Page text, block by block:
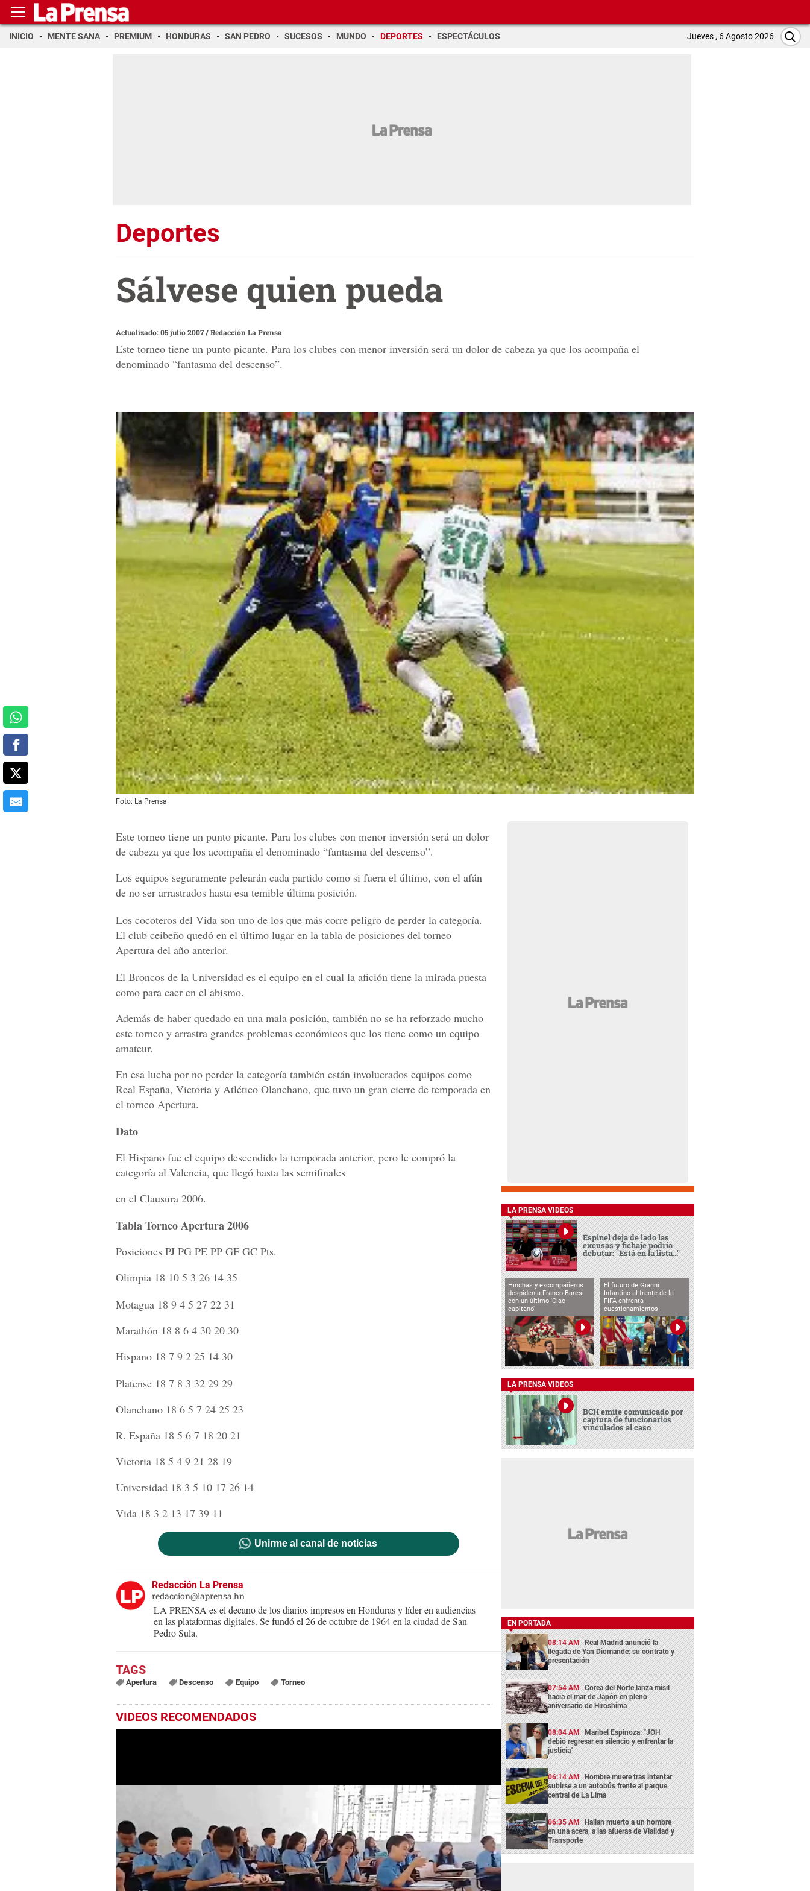
INICIO MENTE SANA PREMIUM HONDURAS SAN PEDRO SUCESOS MUNDO DEPORTES ESPECTÁCULOS Jueves , 6 Agosto 2026
Deportes
Sálvese quien pueda
Actualizado: 05 julio 2007/Redacción La Prensa
Este torneo tiene un punto picante. Para los clubes con menor inversión será un dolor de cabeza ya que los acompaña el
denominado “fantasma del descenso”.
Foto: La Prensa
Este torneo tiene un punto picante. Para los clubes con menor inversión será un dolor
de cabeza ya que los acompaña el denominado “fantasma del descenso”.
Los equipos seguramente pelearán cada partido como si fuera el último, con el afán
de no ser arrastrados hasta esa temible última posición.
Los cocoteros del Vida son uno de los que más corre peligro de perder la categoría.
El club ceibeño quedó en el último lugar en la tabla de posiciones del torneo
Apertura del año anterior.
El Broncos de la Universidad es el equipo en el cual la afición tiene la mirada puesta
como para caer en el abismo.
Además de haber quedado en una mala posición, también no se ha reforzado mucho
este torneo y arrastra grandes problemas económicos que los tiene como un equipo
amateur.
En esa lucha por no perder la categoría también están involucrados equipos como
Real España, Victoria y Atlético Olanchano, que tuvo un gran cierre de temporada en
el torneo Apertura.
Dato
El Hispano fue el equipo descendido la temporada anterior, pero le compró la
categoría al Valencia, que llegó hasta las semifinales
en el Clausura 2006.
Tabla Torneo Apertura 2006
Posiciones PJ PG PE PP GF GC Pts.
Olimpia 18 10 5 3 26 14 35
Motagua 18 9 4 5 27 22 31
Marathón 18 8 6 4 30 20 30
Hispano 18 7 9 2 25 14 30
Platense 18 7 8 3 32 29 29
Olanchano 18 6 5 7 24 25 23
R. España 18 5 6 7 18 20 21
Victoria 18 5 4 9 21 28 19
Universidad 18 3 5 10 17 26 14
Vida 18 3 2 13 17 39 11
Unirme al canal de noticias
Redacción La Prensa
redaccion@laprensa.hn
LA PRENSA es el decano de los diarios impresos en Honduras y líder en audiencias
en las plataformas digitales. Se fundó el 26 de octubre de 1964 en la ciudad de San
Pedro Sula.
Apertura Descenso Equipo Torneo
VIDEOS RECOMENDADOS
LA PRENSA VIDEOS
Espinel deja de lado las
excusas y fichaje podría
debutar: "Está en la lista..."
Hinchas y excompañeros
despiden a Franco Baresi
con un último 'Ciao
capitano'
El futuro de Gianni
Infantino al frente de la
FIFA enfrenta
cuestionamientos
LA PRENSA VIDEOS
BCH emite comunicado por
captura de funcionarios
vinculados al caso
EN PORTADA
08:14 AM Real Madrid anunció la
llegada de Yan Diomande: su contrato y
presentación
07:54 AM Corea del Norte lanza misil
hacia el mar de Japón en pleno
aniversario de Hiroshima
08:04 AM Maribel Espinoza: "JOH
debió regresar en silencio y enfrentar la
justicia"
06:14 AM Hombre muere tras intentar
subirse a un autobús frente al parque
central de La Lima
06:35 AM Hallan muerto a un hombre
en una acera, a las afueras de Vialidad y
Transporte